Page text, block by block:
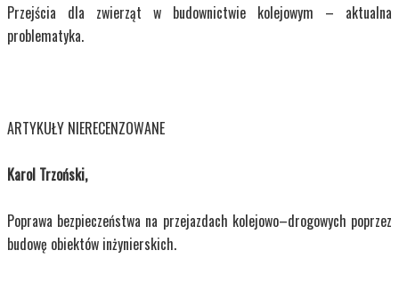
Przejścia dla zwierząt w budownictwie kolejowym – aktualna
problematyka.
ARTYKUŁY NIERECENZOWANE
Karol Trzoński,
Poprawa bezpieczeństwa na przejazdach kolejowo–drogowych poprzez
budowę obiektów inżynierskich.